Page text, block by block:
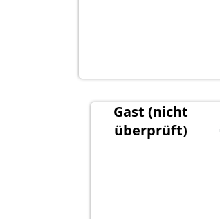
Gast (nicht
überprüft)
Wissen